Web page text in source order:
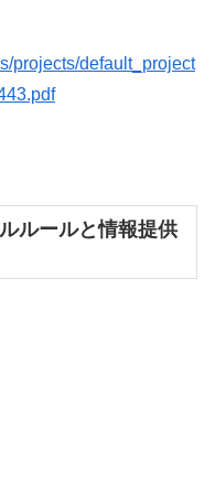
projects/default_project
ルールと情報提供